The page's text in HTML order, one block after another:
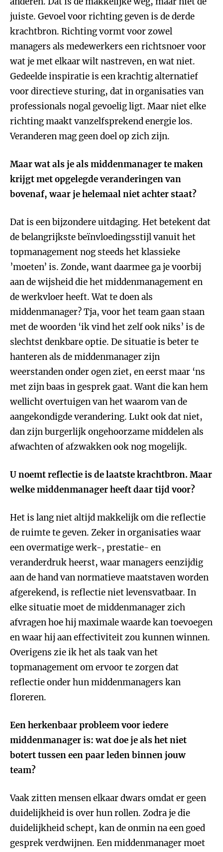
juiste. Gevoel voor richting geven is de derde
krachtbron. Richting vormt voor zowel
managers als medewerkers een richtsnoer voor
wat je met elkaar wilt nastreven, en wat niet.
Gedeelde inspiratie is een krachtig alternatief
voor directieve sturing, dat in organisaties van
professionals nogal gevoelig ligt. Maar niet elke
richting maakt vanzelfsprekend energie los.
Veranderen mag geen doel op zich zijn.
Maar wat als je als middenmanager te maken
krijgt met opgelegde veranderingen van
bovenaf, waar je helemaal niet achter staat?
Dat is een bijzondere uitdaging. Het betekent dat
de belangrijkste beïnvloedingsstijl vanuit het
topmanagement nog steeds het klassieke
’moeten’ is. Zonde, want daarmee ga je voorbij
aan de wijsheid die het middenmanagement en
de werkvloer heeft. Wat te doen als
middenmanager? Tja, voor het team gaan staan
met de woorden ‘ik vind het zelf ook niks’ is de
slechtst denkbare optie. De situatie is beter te
hanteren als de middenmanager zijn
weerstanden onder ogen ziet, en eerst maar ‘ns
met zijn baas in gesprek gaat. Want die kan hem
wellicht overtuigen van het waarom van de
aangekondigde verandering. Lukt ook dat niet,
dan zijn burgerlijk ongehoorzame middelen als
afwachten of afzwakken ook nog mogelijk.
U noemt reflectie is de laatste krachtbron. Maar
welke middenmanager heeft daar tijd voor?
Het is lang niet altijd makkelijk om die reflectie
de ruimte te geven. Zeker in organisaties waar
een overmatige werk-, prestatie- en
veranderdruk heerst, waar managers eenzijdig
aan de hand van normatieve maatstaven worden
afgerekend, is reflectie niet levensvatbaar. In
elke situatie moet de middenmanager zich
afvragen hoe hij maximale waarde kan toevoegen
en waar hij aan effectiviteit zou kunnen winnen.
Overigens zie ik het als taak van het
topmanagement om ervoor te zorgen dat
reflectie onder hun middenmanagers kan
floreren.
Een herkenbaar probleem voor iedere
middenmanager is: wat doe je als het niet
botert tussen een paar leden binnen jouw
team?
Vaak zitten mensen elkaar dwars omdat er geen
duidelijkheid is over hun rollen. Zodra je die
duidelijkheid schept, kan de onmin na een goed
gesprek verdwijnen. Een middenmanager moet